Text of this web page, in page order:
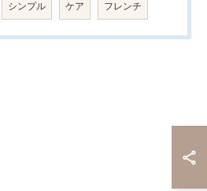
シンプル ケア フレンチ